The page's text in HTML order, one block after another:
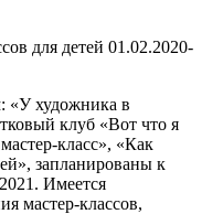
для детей 01.02.2020-
«У художника в
клуб «Вот что я
класс», «Как
запланированы к
Имеется
мастер-классов,